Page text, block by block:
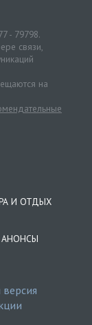
- 79798.
связи,
на
И ОТДЫХ
АНОНСЫ